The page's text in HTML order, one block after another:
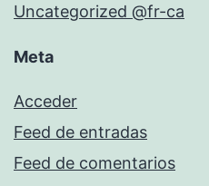
Uncategorized @fr-ca
Meta
Acceder
Feed de entradas
Feed de comentarios